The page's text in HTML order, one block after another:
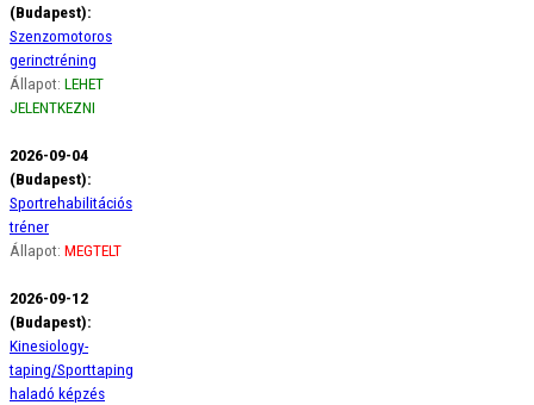
(Budapest):
Szenzomotoros
gerinctréning
Állapot: LEHET
JELENTKEZNI
2026-09-04
(Budapest):
Sportrehabilitációs
tréner
Állapot: MEGTELT
2026-09-12
(Budapest):
Kinesiology-
taping/Sporttaping
haladó képzés